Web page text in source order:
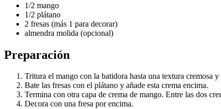
1/2 mango
1/2 plátano
2 fresas (más 1 para decorar)
almendra molida (opcional)
Preparación
Tritura el mango con la batidora hasta una textura cremosa
Bate las fresas con el plátano y añade esta crema encima.
Termina con otra capa de crema de mango. Entre las dos
Decora con una fresa por encima.